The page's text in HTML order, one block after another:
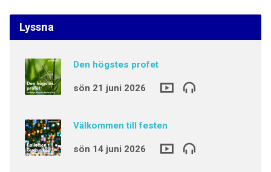
Lyssna
Den högstes profet
sön 21 juni 2026
Välkommen till festen
sön 14 juni 2026